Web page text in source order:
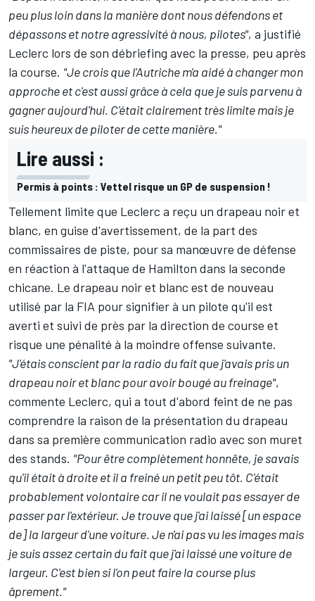
peu plus loin dans la manière dont nous défendons et
dépassons et notre agressivité à nous, pilotes", a justifié
Leclerc lors de son débriefing avec la presse, peu après
la course. "Je crois que l'Autriche m'a aidé à changer mon
approche et c'est aussi grâce à cela que je suis parvenu à
gagner aujourd'hui. C'était clairement très limite mais je
suis heureux de piloter de cette manière."
Lire aussi :
Permis à points : Vettel risque un GP de suspension !
Tellement limite que Leclerc a reçu un drapeau noir et
blanc, en guise d'avertissement, de la part des
commissaires de piste, pour sa manœuvre de défense
en réaction à l'attaque de Hamilton dans la seconde
chicane. Le drapeau noir et blanc est de nouveau
utilisé par la FIA pour signifier à un pilote qu'il est
averti et suivi de près par la direction de course et
risque une pénalité à la moindre offense suivante.
"J'étais conscient par la radio du fait que j'avais pris un
drapeau noir et blanc pour avoir bougé au freinage",
commente Leclerc, qui a tout d'abord feint de ne pas
comprendre la raison de la présentation du drapeau
dans sa première communication radio avec son muret
des stands. "Pour être complètement honnête, je savais
qu'il était à droite et il a freiné un petit peu tôt. C'était
probablement volontaire car il ne voulait pas essayer de
passer par l'extérieur. Je trouve que j'ai laissé [un espace
de] la largeur d'une voiture. Je n'ai pas vu les images mais
je suis assez certain du fait que j'ai laissé une voiture de
largeur. C'est bien si l'on peut faire la course plus
âprement."